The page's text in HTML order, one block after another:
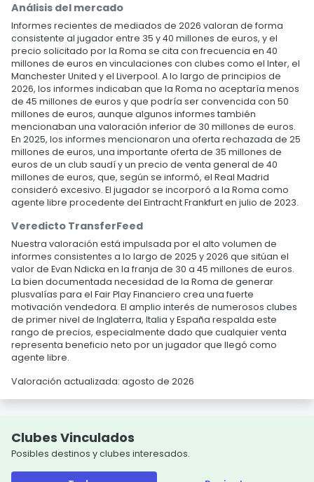
Análisis del mercado
Informes recientes de mediados de 2026 valoran de forma
consistente al jugador entre 35 y 40 millones de euros, y el
precio solicitado por la Roma se cita con frecuencia en 40
millones de euros en vinculaciones con clubes como el Inter, el
Manchester United y el Liverpool. A lo largo de principios de
2026, los informes indicaban que la Roma no aceptaría menos
de 45 millones de euros y que podría ser convencida con 50
millones de euros, aunque algunos informes también
mencionaban una valoración inferior de 30 millones de euros.
En 2025, los informes mencionaron una oferta rechazada de 25
millones de euros, una importante oferta de 35 millones de
euros de un club saudí y un precio de venta general de 40
millones de euros, que, según se informó, el Real Madrid
consideró excesivo. El jugador se incorporó a la Roma como
agente libre procedente del Eintracht Frankfurt en julio de 2023.
Veredicto TransferFeed
Nuestra valoración está impulsada por el alto volumen de
informes consistentes a lo largo de 2025 y 2026 que sitúan el
valor de Evan Ndicka en la franja de 30 a 45 millones de euros.
La bien documentada necesidad de la Roma de generar
plusvalías para el Fair Play Financiero crea una fuerte
motivación vendedora. El amplio interés de numerosos clubes
de primer nivel de Inglaterra, Italia y España respalda este
rango de precios, especialmente dado que cualquier venta
representa beneficio neto por un jugador que llegó como
agente libre.
Valoración actualizada: agosto de 2026
Clubes Vinculados
Posibles destinos y clubes interesados.